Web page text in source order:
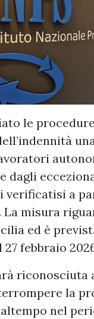
le
dagli
verificatisi a
La misura
ed è
27 febbraio
la
nel